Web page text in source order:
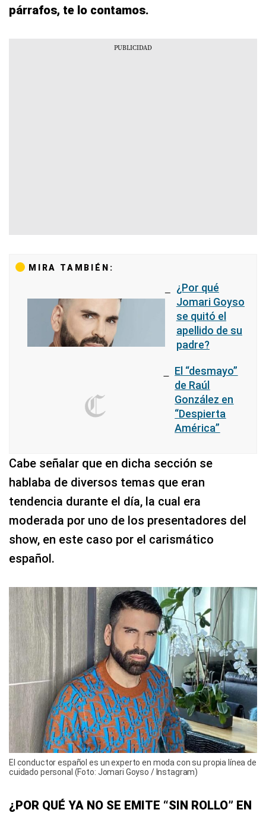
párrafos, te lo contamos.
MIRA TAMBIÉN:
¿Por qué
Jomari Goyso
se quitó el
apellido de su
padre?
El “desmayo”
de Raúl
González en
“Despierta
América”
Cabe señalar que en dicha sección se
hablaba de diversos temas que eran
tendencia durante el día, la cual era
moderada por uno de los presentadores del
show, en este caso por el carismático
español.
El conductor español es un experto en moda con su propia línea de
cuidado personal (Foto: Jomari Goyso / Instagram)
¿POR QUÉ YA NO SE EMITE “SIN ROLLO” EN